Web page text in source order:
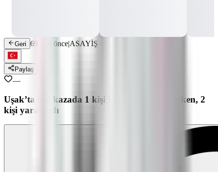
Geri 69 gün önce|ASAYİŞ
Paylaş
—
Uşak’ta feci kazada 1 kişi hayatını kaybederken, 2
kişi yaralandı